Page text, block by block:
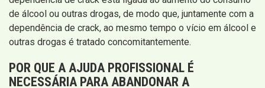
de álcool ou outras drogas, de modo que, juntamente com a
dependência de crack, ao mesmo tempo o vício em álcool e
outras drogas é tratado concomitantemente.
POR QUE A AJUDA PROFISSIONAL É
NECESSÁRIA PARA ABANDONAR A